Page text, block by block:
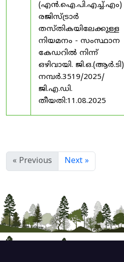
(എൻ.ഐ.പി.എച്ച്.എം)
രജിസ്ട്രാർ
തസ്തികയിലേക്കുള്ള
നിയമനം - സംസ്ഥാന
കേഡറിൽ നിന്ന്
ഒഴിവായി. ജി.ഒ.(ആർ.ടി)
നമ്പർ.3519/2025/
ജി.എ.ഡി.
തീയതി:11.08.2025
« Previous Next »